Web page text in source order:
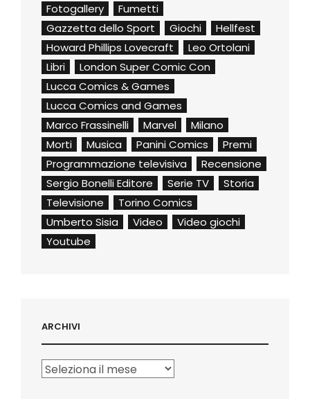
Fotogallery
Fumetti
Gazzetta dello Sport
Giochi
Hellfest
Howard Phillips Lovecraft
Leo Ortolani
Libri
London Super Comic Con
Lucca Comics & Games
Lucca Comics and Games
Marco Frassinelli
Marvel
Milano
Morti
Musica Panini Comics
Premi
Programmazione televisiva
Recensione
Sergio Bonelli Editore
Serie TV
Storia
Televisione
Torino Comics
Umberto Sisia
Video
Video giochi
Youtube
ARCHIVI
Archivi